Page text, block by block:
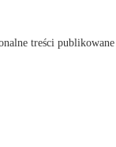
treści publikowane